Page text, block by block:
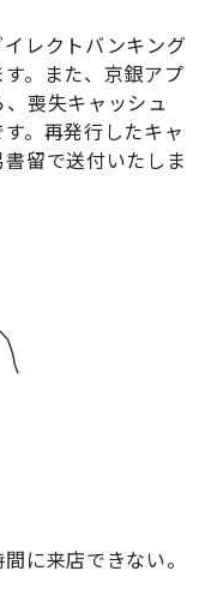
レクトバンキング
。また、京銀アプ
喪失キャッシュ
。再発行したキャ
留で送付いたしま
に来店できない。